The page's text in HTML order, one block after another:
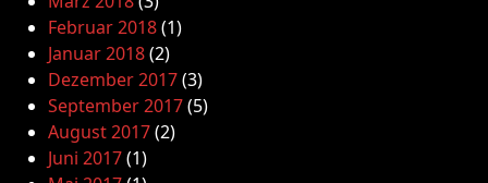
Februar 2018(1)
Januar 2018(2)
Dezember 2017(3)
September 2017(5)
August 2017(2)
Juni 2017(1)